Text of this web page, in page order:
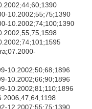
10.2002;55;75;1390
10.2002;74;100;1390
10.2002;50;68;1896
10.2002;66;90;1896
10.2002;81;110;1896
12.2007;55;75;1390